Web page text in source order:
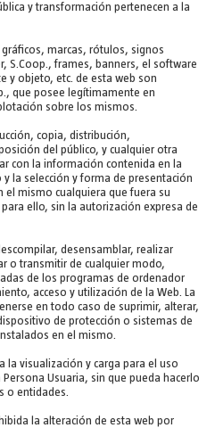
y transformación pertenecen a la
marcas, rótulos, signos
S.Coop., frames, banners, el software
y objeto, etc. de esta web son
que posee legítimamente en
sobre los mismos.
copia, distribución,
del público, y cualquier otra
con la información contenida en la
la selección y forma de presentación
el mismo cualquiera que fuera su
ello, sin la autorización expresa de
desensamblar, realizar
o transmitir de cualquier modo,
de los programas de ordenador
acceso y utilización de la Web. La
en todo caso de suprimir, alterar,
de protección o sistemas de
en el mismo.
la visualización y carga para el uso
Usuaria, sin que pueda hacerlo
o entidades.
la alteración de esta web por